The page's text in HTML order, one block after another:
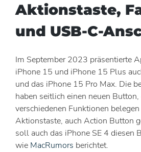
Aktionstaste,
und USB-C-
Im September 2023 präsentierte
iPhone 15 und iPhone 15 Plus
und das iPhone 15 Pro Max. Die
haben seitlich einen neuen
verschiedenen Funktionen
Aktionstaste, auch Action Button
soll auch das iPhone SE 4 diesen
wie MacRumors berichtet.